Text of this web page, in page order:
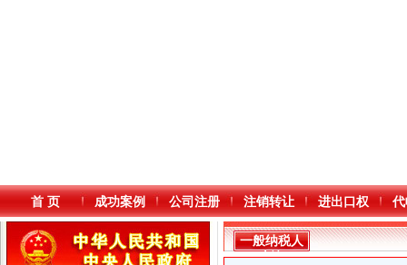
首 页 成功案例 公司注册 注销转让 进出口权
一般纳税人
查询